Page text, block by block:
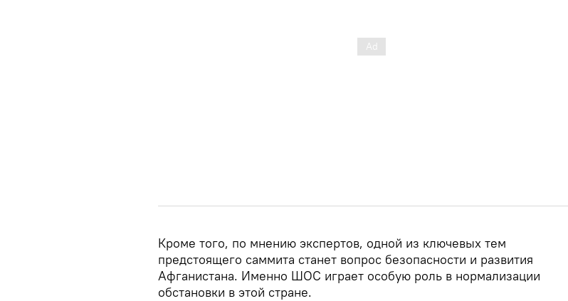
Кроме того, по мнению экспертов, одной из ключевых тем
предстоящего саммита станет вопрос безопасности и развития
Афганистана. Именно ШОС играет особую роль в нормализации
обстановки в этой стране.